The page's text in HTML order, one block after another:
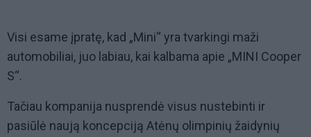
Visi esame įpratę, kad „Mini“ yra tvarkingi maži
automobiliai, juo labiau, kai kalbama apie „MINI Cooper
S“.
Tačiau kompanija nusprendė visus nustebinti ir
pasiūlė naują koncepciją Atėnų olimpinių žaidynių